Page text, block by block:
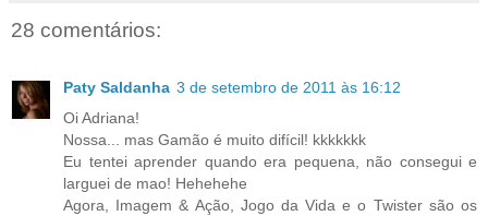
28 comentários:
Paty Saldanha 3 de setembro de 2011 às 16:12
Oi Adriana!
Nossa... mas Gamão é muito difícil! kkkkkkk
Eu tentei aprender quando era pequena, não consegui e
larguei de mao! Hehehehe
Agora, Imagem & Ação, Jogo da Vida e o Twister são os